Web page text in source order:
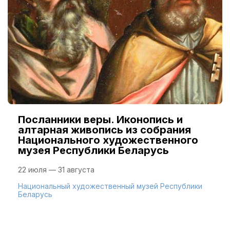
Посланники веры. Иконопись и
алтарная живопись из собрания
Национального художественного
музея Республики Беларусь
22 июля — 31 августа
Национальный художественный музей Республики
Беларусь